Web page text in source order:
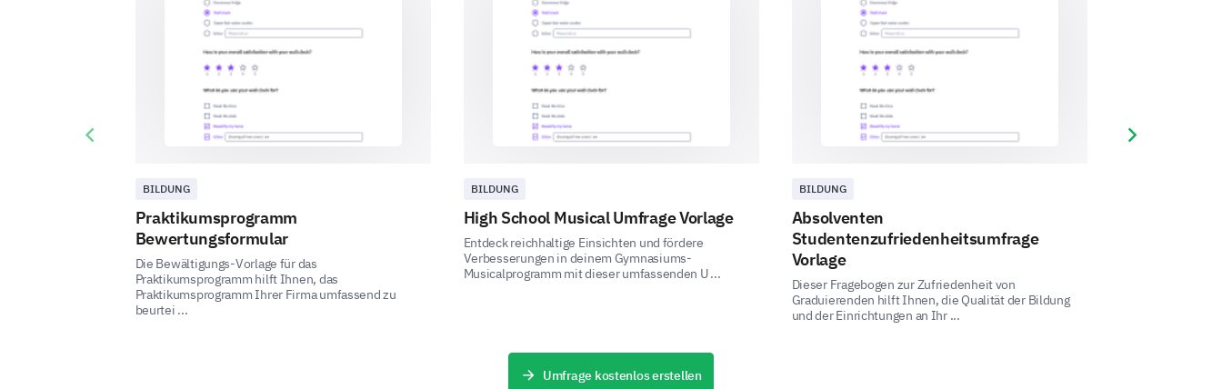
Let's discuss your thoughts regarding your future accommodation selections.
What factors are most important to you when choosing student housing?
Location
Price
Security measuresv
Staff responsivenessv
BILDUNG
Praktikumsprogramm
Bewertungsformular
Die Bewältigungs-Vorlage für das
Praktikumsprogramm hilft Ihnen, das
Praktikumsprogramm Ihrer Firma umfassend zu
beurtei ...
BILDUNG
High School Musical Umfrage Vorlage
Entdeck reichhaltige Einsichten und fördere
Verbesserungen in deinem Gymnasiums-
Musicalprogramm mit dieser umfassenden U ...
BILDUNG
Absolventen
Studentenzufriedenheitsumfrage
Vorlage
Dieser Fragebogen zur Zufriedenheit von
Graduierenden hilft Ihnen, die Qualität der Bildung
und der Einrichtungen an Ihr ...
Previous slide Next slide
Umfrage kostenlos erstellen